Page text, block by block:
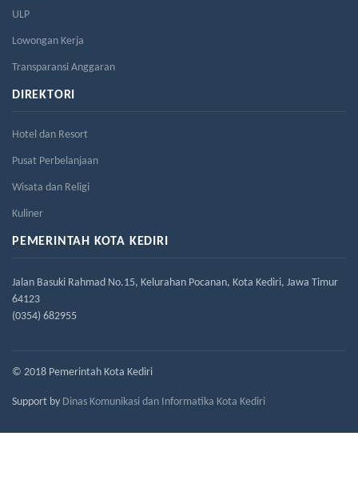
ULP
Lowongan Kerja
Transparansi Anggaran
DIREKTORI
Hotel dan Resort
Pusat Perbelanjaan
Wisata dan Religi
Kuliner
PEMERINTAH KOTA KEDIRI
Jalan Basuki Rahmad No.15, Kelurahan Pocanan, Kota Kediri, Jawa Timur
64123
(0354) 682955
© 2018 Pemerintah Kota Kediri
Support by Dinas Komunikasi dan Informatika Kota Kediri